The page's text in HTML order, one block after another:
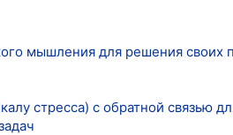
мышления для решения своих
стресса) с обратной связью